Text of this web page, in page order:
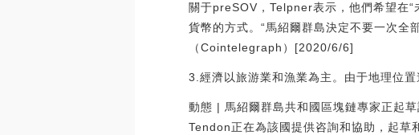
關于preSOV，Telpner表示，他們希望在
貨幣的方式。“馬紹爾群島決定不要一次全
（Cointelegraph）[2020/6/6]
3.經濟以旅游業和漁業為主。由于地理位
動態 | 馬紹爾群島共和國區塊鏈專家正起
Tendon正在為該國提供咨詢和協助，起